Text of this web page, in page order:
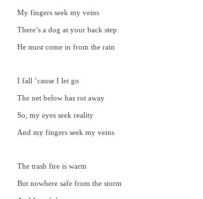
My fingers seek my veins
There’s a dog at your back step
He must come in from the rain
I fall ’cause I let go
The net below has rot away
So, my eyes seek reality
And my fingers seek my veins
The trash fire is warm
But nowhere safe from the storm